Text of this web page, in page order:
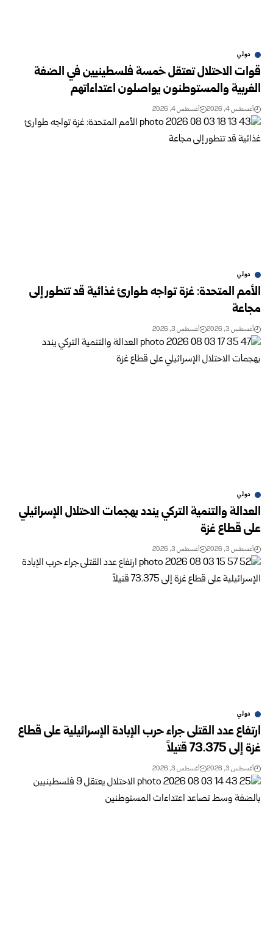
دولي
قوات الاحتلال تعتقل خمسة فلسطينيين في الضفة
الغربية والمستوطنون ‏يواصلون اعتداءاتهم
أغسطس 4, 2026 أغسطس 4, 2026
دولي
الأمم المتحدة: غزة تواجه طوارئ غذائية قد تتطور إلى
مجاعة
أغسطس 3, 2026 أغسطس 3, 2026
دولي
العدالة والتنمية التركي يندد بهجمات الاحتلال الإسرائيلي
على قطاع غزة
أغسطس 3, 2026 أغسطس 3, 2026
دولي
ارتفاع عدد القتلى جراء حرب الإبادة الإسرائيلية على قطاع
غزة إلى 73.375 قتيلاً
أغسطس 3, 2026 أغسطس 3, 2026